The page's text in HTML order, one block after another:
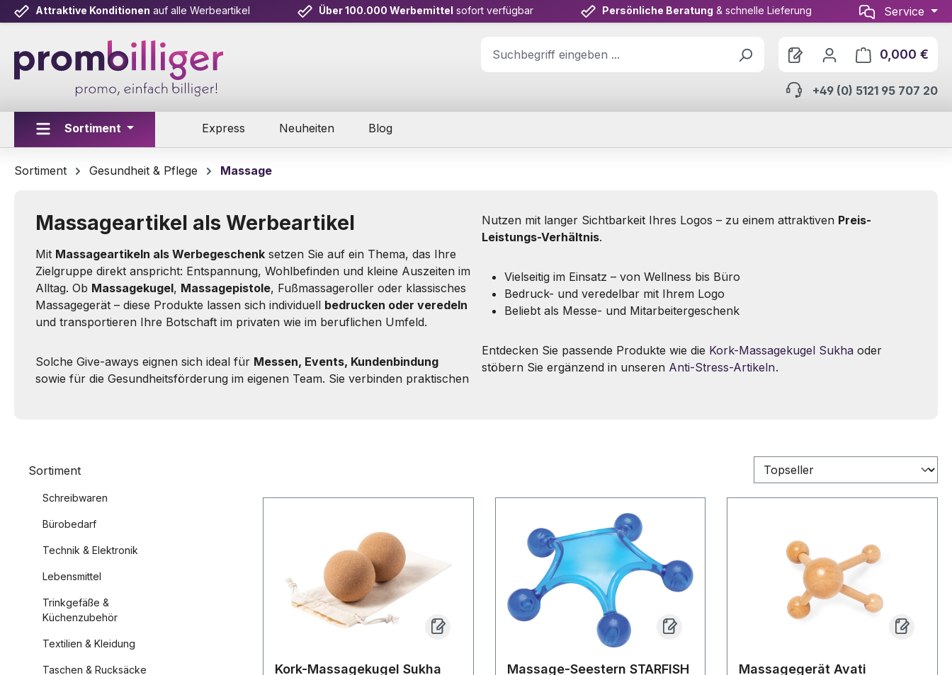
Hauptinhalt springen
Zur Suche springen
Zur Hauptnavigation springen
Attraktive Konditionen auf alle Werbeartikel Über 100.000 Werbemittel sofort verfügbar Persönliche Beratung & schnelle Lieferung Service
0,000 €
+49 (0) 5121 95 707 20
Sortiment Express Neuheiten Blog
Sortiment Gesundheit & Pflege Massage
Massageartikel als Werbeartikel
Mit Massageartikeln als Werbegeschenk setzen Sie auf ein Thema, das Ihre
Zielgruppe direkt anspricht: Entspannung, Wohlbefinden und kleine Auszeiten im
Alltag. Ob Massagekugel, Massagepistole, Fußmassageroller oder klassisches
Massagegerät – diese Produkte lassen sich individuell bedrucken oder veredeln
und transportieren Ihre Botschaft im privaten wie im beruflichen Umfeld.
Solche Give-aways eignen sich ideal für Messen, Events, Kundenbindung
sowie für die Gesundheitsförderung im eigenen Team. Sie verbinden praktischen
Nutzen mit langer Sichtbarkeit Ihres Logos – zu einem attraktiven Preis-
Leistungs-Verhältnis.
Vielseitig im Einsatz – von Wellness bis Büro
Bedruck- und veredelbar mit Ihrem Logo
Beliebt als Messe- und Mitarbeitergeschenk
Entdecken Sie passende Produkte wie die Kork-Massagekugel Sukha oder
stöbern Sie ergänzend in unseren Anti-Stress-Artikeln.
Sortiment
Schreibwaren
Bürobedarf
Technik & Elektronik
Lebensmittel
Trinkgefäße &
Küchenzubehör
Textilien & Kleidung
Taschen & Rucksäcke Kork-Massagekugel Sukha Massage-Seestern STARFISH Massagegerät Avati